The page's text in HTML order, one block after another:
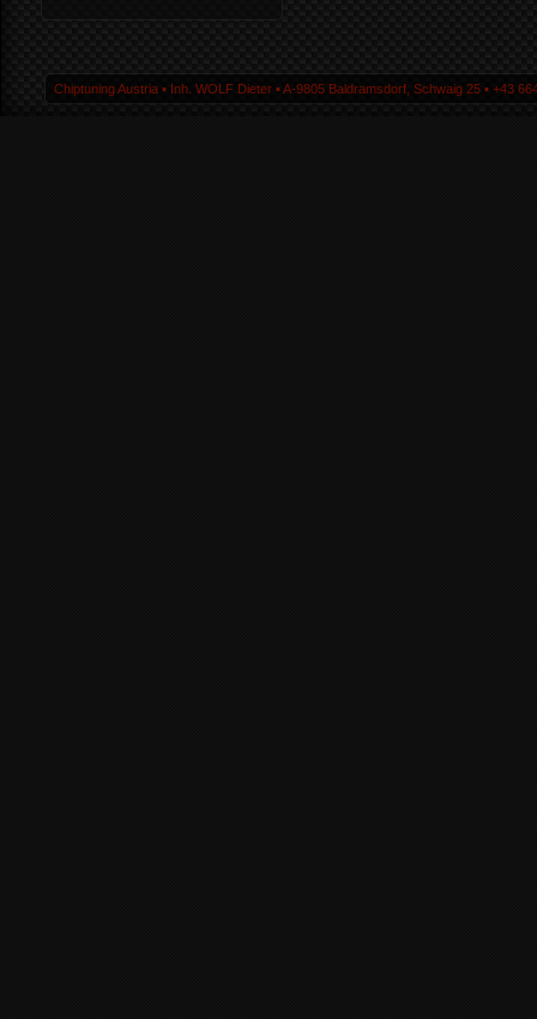
Chiptuning Austria ▪ Inh. WOLF Dieter ▪ A-9805 Baldramsdorf, Schwaig 25 ▪ +43